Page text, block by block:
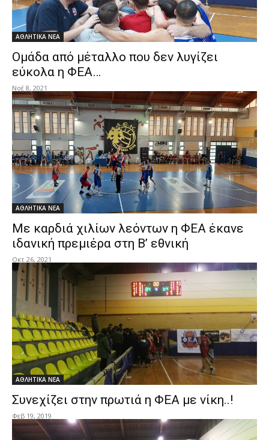
ΑΘΛΗΤΙΚΑ ΝΕΑ
Ομάδα από μέταλλο που δεν λυγίζει
εύκολα η ΦΕΑ…
Νοέ 8, 2021
ΑΘΛΗΤΙΚΑ ΝΕΑ
Με καρδιά χιλίων λεόντων η ΦΕΑ έκανε
ιδανική πρεμιέρα στη Β’ εθνική
Οκτ 26, 2021
ΑΘΛΗΤΙΚΑ ΝΕΑ
Συνεχίζει στην πρωτιά η ΦΕΑ με νίκη..!
Φεβ 19, 2019